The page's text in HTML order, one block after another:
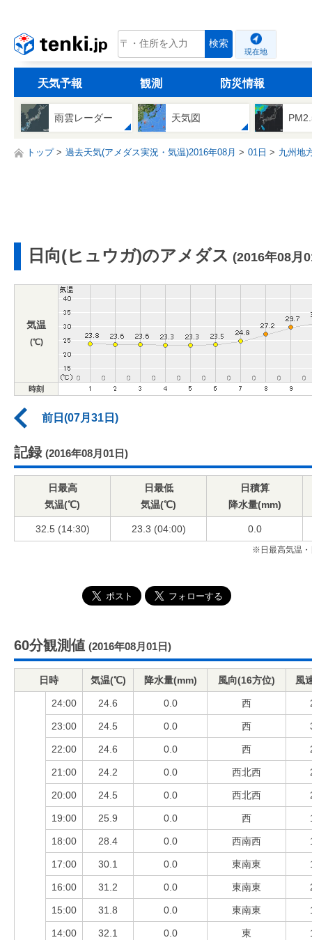
tenki.jp 検索
現在地
天気予報 観測 防災情報
雨雲レーダー 天気図
トップ 過去天気(アメダス実況・気温)2016年08月 01日 九州地
日向(ヒュウガ)のアメダス (2016年08月
気温
(℃)
時刻
前日(07月31日)
記録 (2016年08月01日)
日最高
気温(℃)
日最低
気温(℃)
日積算
降水量(mm)
32.5 (14:30) 23.3 (04:00) 0.0
※日最高気温・
60分観測値 (2016年08月01日)
日時 気温(℃) 降水量(mm) 風向(16方位) 風
24:00 24.6 0.0 西
23:00 24.5 0.0 西
22:00 24.6 0.0 西
21:00 24.2 0.0 西北西
20:00 24.5 0.0 西北西
19:00 25.9 0.0 西
18:00 28.4 0.0 西南西
17:00 30.1 0.0 東南東
16:00 31.2 0.0 東南東
15:00 31.8 0.0 東南東
14:00 32.1 0.0 東